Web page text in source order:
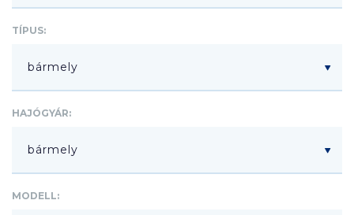
TÍPUS:
HAJÓGYÁR:
MODELL: